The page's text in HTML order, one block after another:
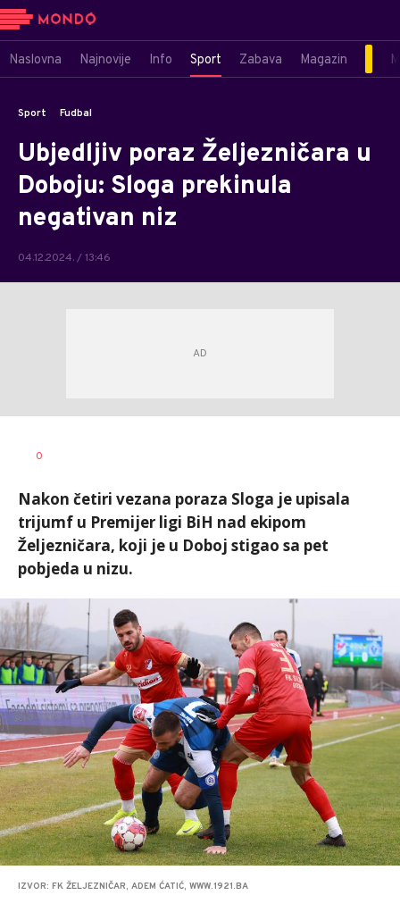
Naslovna Najnovije Info Sport Zabava Magazin
Sport Fudbal
Ubjedljiv poraz Željezničara u
Doboju: Sloga prekinula
negativan niz
04.12.2024. / 13:46
AUTOR
0
Nakon četiri vezana poraza Sloga je upisala
trijumf u Premijer ligi BiH nad ekipom
Željezničara, koji je u Doboj stigao sa pet
pobjeda u nizu.
IZVOR: FK ŽELJEZNIČAR, ADEM ĆATIĆ, WWW.1921.BA